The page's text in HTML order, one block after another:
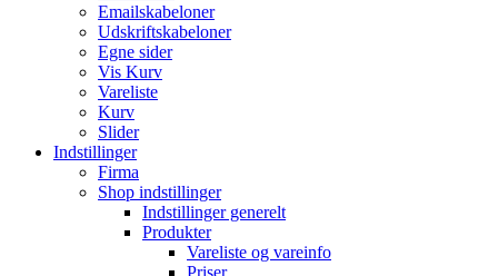
Emailskabeloner
Udskriftskabeloner
Egne sider
Vis Kurv
Vareliste
Kurv
Slider
Indstillinger
Firma
Shop indstillinger
Indstillinger generelt
Produkter
Vareliste og vareinfo
Priser